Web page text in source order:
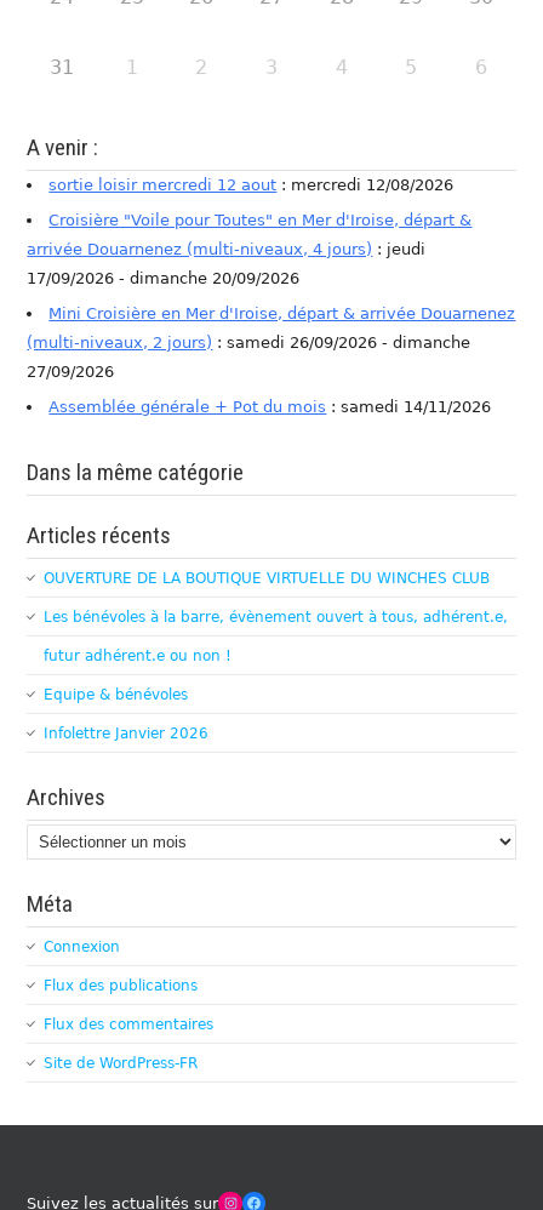
31 1 2 3 4 5 6
A venir :
sortie loisir mercredi 12 aout : mercredi 12/08/2026
Croisière "Voile pour Toutes" en Mer d'Iroise, départ &
arrivée Douarnenez (multi-niveaux, 4 jours) : jeudi
17/09/2026 - dimanche 20/09/2026
Mini Croisière en Mer d'Iroise, départ & arrivée Douarnenez
(multi-niveaux, 2 jours) : samedi 26/09/2026 - dimanche
27/09/2026
Assemblée générale + Pot du mois : samedi 14/11/2026
Dans la même catégorie
Articles récents
OUVERTURE DE LA BOUTIQUE VIRTUELLE DU WINCHES CLUB
Les bénévoles à la barre, évènement ouvert à tous, adhérent.e,
futur adhérent.e ou non !
Equipe & bénévoles
Infolettre Janvier 2026
Archives
Archives
Méta
Connexion
Flux des publications
Flux des commentaires
Site de WordPress-FR
Suivez les actualités surWinches Club OfficielFacebook